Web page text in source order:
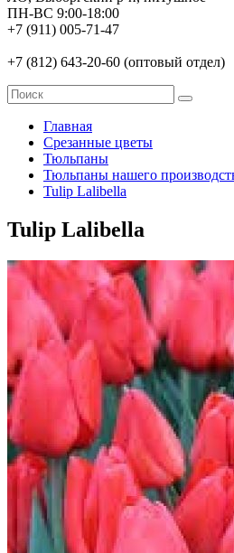
ПН-ВС 9:00-18:00
+7 (911) 005-71-47
+7 (812) 643-20-60 (оптовый отдел)
Главная
Срезанные цветы
Тюльпаны
Тюльпаны нашего
Tulip Lalibella
Tulip Lalibella